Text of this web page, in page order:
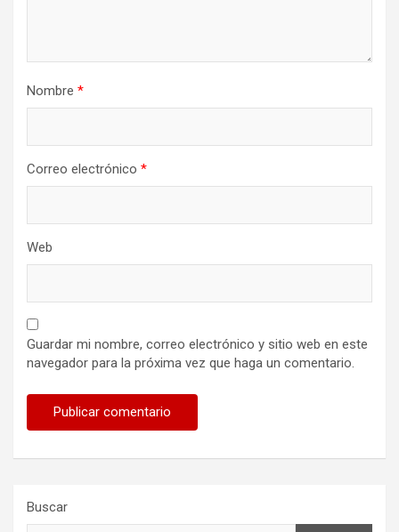
Nombre *
Correo electrónico *
Web
Guardar mi nombre, correo electrónico y sitio web en este
navegador para la próxima vez que haga un comentario.
Buscar